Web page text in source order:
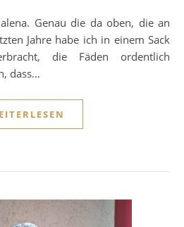
Jahre habe ich in einem Sack
die Fäden ordentlich
dass…